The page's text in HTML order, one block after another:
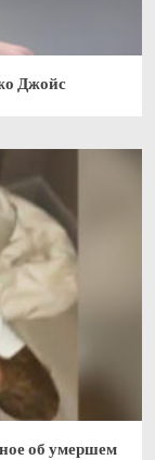
Джойс
об умершем